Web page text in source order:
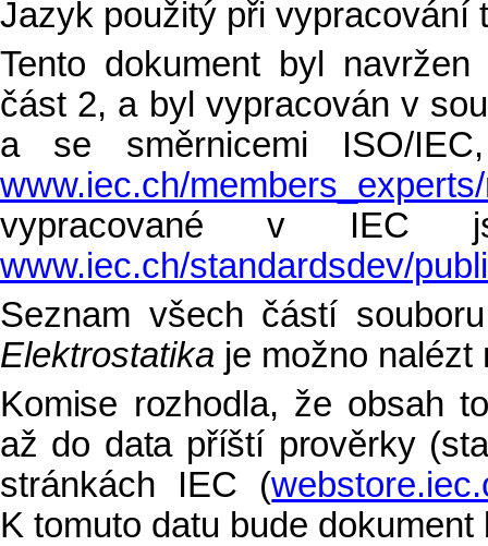
Jazyk použitý při vypracování
Tento dokument byl
část 2, a byl vypracován v
a se směrnicemi ISO/
www.iec.ch/
vypracované v IEC
www.iec.ch/standardsdev/
Seznam všech částí
Elektrostatika je možno
Komise rozhodla, že obsah
až do data příští prověrky
stránkách IEC (
K tomuto datu bude dokument